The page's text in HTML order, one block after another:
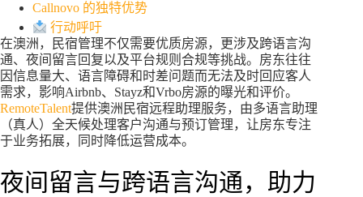
Callnovo 的独特优势
行动呼吁
在澳洲，民宿管理不仅需要优质房源，更涉及跨语言沟
通、夜间留言回复以及平台规则合规等挑战。房东往往
因信息量大、语言障碍和时差问题而无法及时回应客人
需求，影响Airbnb、Stayz和Vrbo房源的曝光和评价。
RemoteTalent提供澳洲民宿远程助理服务，由多语言助理
（真人）全天候处理客户沟通与预订管理，让房东专注
于业务拓展，同时降低运营成本。
夜间留言与跨语言沟通，助力